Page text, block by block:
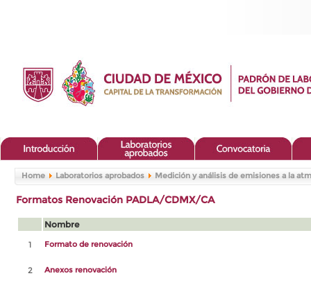
Home Laboratorios aprobados Medición y análisis de emisiones a la
Formatos Renovación PADLA/CDMX/CA
Nombre
1
Formato de renovación
2 Anexos renovación